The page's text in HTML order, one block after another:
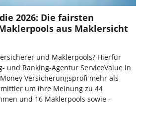
2026: Die fairsten
aus Maklersicht
und Maklerpools? Hierfür
und Ranking-Agentur ServiceValue in
Versicherungsprofi mehr als
um ihre Meinung zu 44
und 16 Maklerpools sowie -